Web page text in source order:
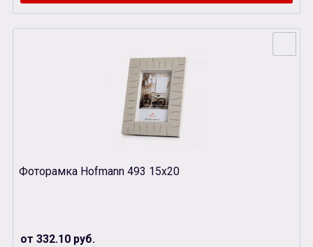
Фоторамка Hofmann 493 15х20
от 332.10 руб.